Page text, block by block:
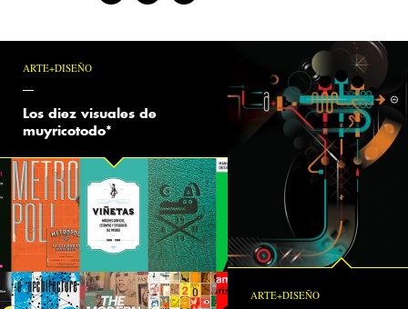
ARTE+DISEÑO
Los diez visuales de
muyricotodo*
ARTE+DISEÑO